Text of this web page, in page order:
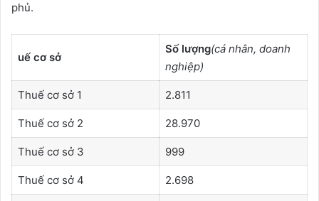
phủ.
uế cơ sở
Số lượng(cá nhân, doanh
nghiệp)
Thuế cơ sở 1 2.811
Thuế cơ sở 2 28.970
Thuế cơ sở 3 999
Thuế cơ sở 4 2.698